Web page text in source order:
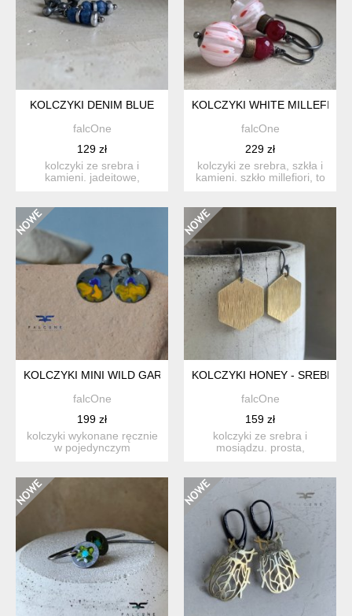
KOLCZYKI DENIM BLUE
falcOne
129 zł
kolczyki ze srebra i
kamieni. jadeitowe,
KOLCZYKI WHITE
falcOne
229 zł
kolczyki ze srebra, szkła i
kamieni. szkło millefiori, to
KOLCZYKI MINI WILD GARDEN
falcOne
199 zł
kolczyki wykonane ręcznie
w pojedynczym
KOLCZYKI HONEY - SREBRO
falcOne
159 zł
kolczyki ze srebra i
mosiądzu. prosta,